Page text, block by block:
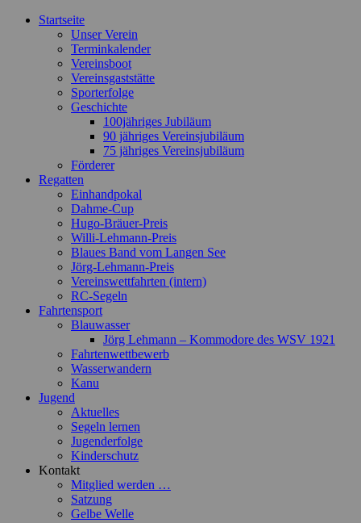
Startseite
Unser Verein
Terminkalender
Vereinsboot
Vereinsgaststätte
Sporterfolge
Geschichte
100jähriges Jubiläum
90 jähriges Vereinsjubiläum
75 jähriges Vereinsjubiläum
Förderer
Regatten
Einhandpokal
Dahme-Cup
Hugo-Bräuer-Preis
Willi-Lehmann-Preis
Blaues Band vom Langen See
Jörg-Lehmann-Preis
Vereinswettfahrten (intern)
RC-Segeln
Fahrtensport
Blauwasser
Jörg Lehmann – Kommodore des WSV 1921
Fahrtenwettbewerb
Wasserwandern
Kanu
Jugend
Aktuelles
Segeln lernen
Jugenderfolge
Kinderschutz
Kontakt
Mitglied werden …
Satzung
Gelbe Welle